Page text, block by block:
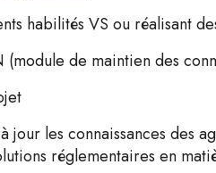
habilités VS ou réalisant
(module de maintien des
jour les connaissances des
réglementaires en